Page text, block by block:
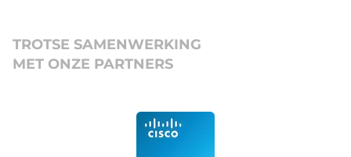
TROTSE SAMENWERKING
MET ONZE PARTNERS